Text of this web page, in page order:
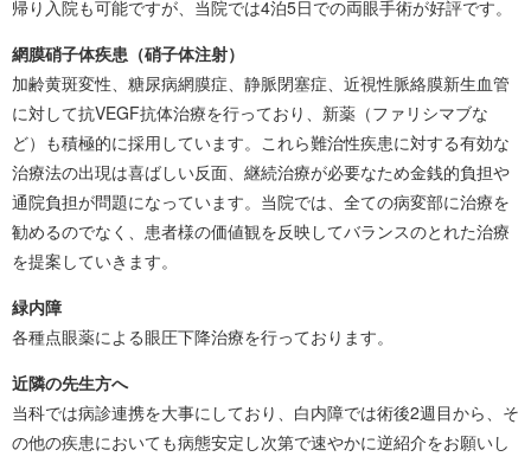
帰り入院も可能ですが、当院では4泊5日での両眼手術が好評です。
網膜硝子体疾患（硝子体注射）
加齢黄斑変性、糖尿病網膜症、静脈閉塞症、近視性脈絡膜新生血管
に対して抗VEGF抗体治療を行っており、新薬（ファリシマブな
ど）も積極的に採用しています。これら難治性疾患に対する有効な
治療法の出現は喜ばしい反面、継続治療が必要なため金銭的負担や
通院負担が問題になっています。当院では、全ての病変部に治療を
勧めるのでなく、患者様の価値観を反映してバランスのとれた治療
を提案していきます。
緑内障
各種点眼薬による眼圧下降治療を行っております。
近隣の先生方へ
当科では病診連携を大事にしており、白内障では術後2週目から、そ
の他の疾患においても病態安定し次第で速やかに逆紹介をお願いし